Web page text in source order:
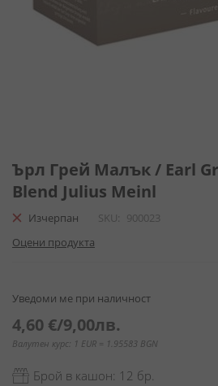
към
началото
на
галерия
снимки
Ърл Грей Малък / Earl
Blend Julius Meinl
Изчерпан SKU
900023
Оцени продукта
Уведоми ме при наличност
4,60 €/9,00лв.
Валутен курс: 1 EUR = 1.95583 BGN
Брой в кашон: 12 бр.